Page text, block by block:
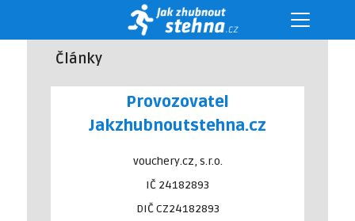
Články
Provozovatel
Jakzhubnoutstehna.cz
vouchery.cz, s.r.o.
IČ 24182893
DIČ CZ24182893